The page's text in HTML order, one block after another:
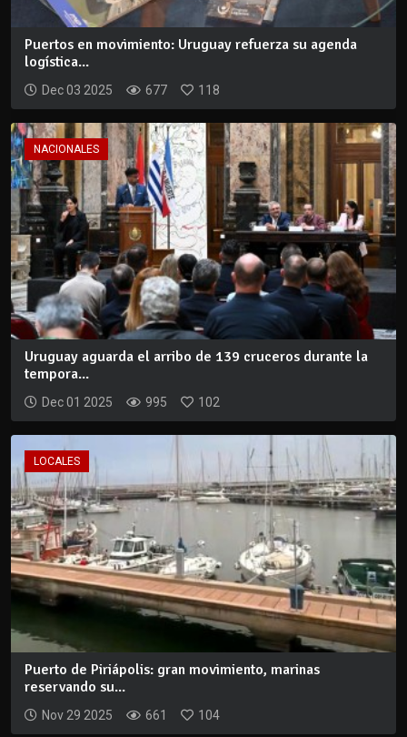
Puertos en movimiento: Uruguay refuerza su agenda
logística...
Dec 03 2025 677 118
NACIONALES
Uruguay aguarda el arribo de 139 cruceros durante la
tempora...
Dec 01 2025 995 102
LOCALES
Puerto de Piriápolis: gran movimiento, marinas
reservando su...
Nov 29 2025 661 104